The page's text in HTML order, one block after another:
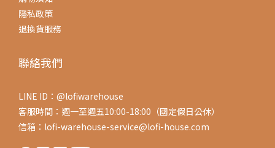
隱私政策
退換貨服務
聯絡我們
LINE ID：@lofiwarehouse
客服時間：週一至週五10:00-18:00（國定假日公休）
信箱：lofi-warehouse-service@lofi-house.com